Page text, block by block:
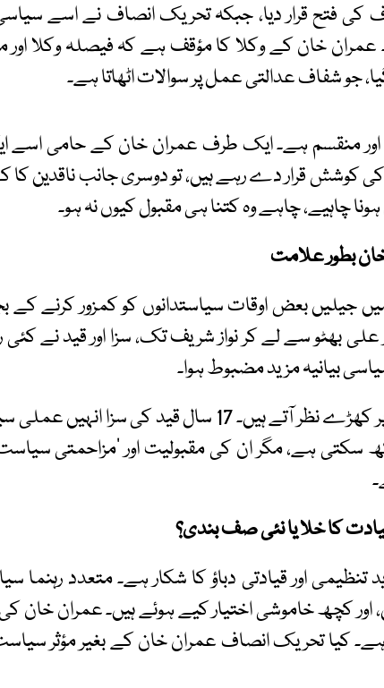
فتح قرار دیا، جبکہ تحریک انصاف نے اسے سیاسی
عمران خان کے وکلا کا مؤقف ہے کہ فیصلہ وکلا اور
جو شفاف عدالتی عمل پر سوالات اٹھاتا ہے۔
اور منقسم ہے۔ ایک طرف عمران خان کے حامی اسے
کوشش قرار دے رہے ہیں، تو دوسری جانب ناقدین کا
چاہیے، چاہے وہ کتنا ہی مقبول کیوں نہ ہو۔
بطور علامت
جیلیں بعض اوقات سیاستدانوں کو کمزور کرنے کے
علی بھٹو سے لے کر نواز شریف تک، سزا اور قید نے کئی
بیانیہ مزید مضبوط ہوا۔
عمران خان بھی اسی مرحلے پر کھڑے نظر آتے ہیں۔ 17 سال قید کی
ہے، مگر ان کی مقبولیت اور ’مزاحمتی سیاست‘
کا خلا یا نئی صف بندی؟
اور قیادتی دباؤ کا شکار ہے۔ متعدد رہنما
کچھ خاموشی اختیار کیے ہوئے ہیں۔ عمران خان
ہے۔ کیا تحریک انصاف عمران خان کے بغیر مؤثر